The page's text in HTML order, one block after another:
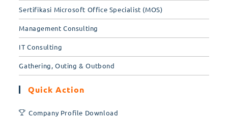
Sertifikasi Microsoft Office Specialist (MOS)
Management Consulting
IT Consulting
Gathering, Outing & Outbond
Quick Action
Company Profile Download